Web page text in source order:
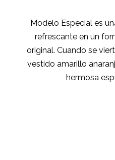
Modelo Especial es
refrescante en un
original. Cuando se
vestido amarillo
hermosa